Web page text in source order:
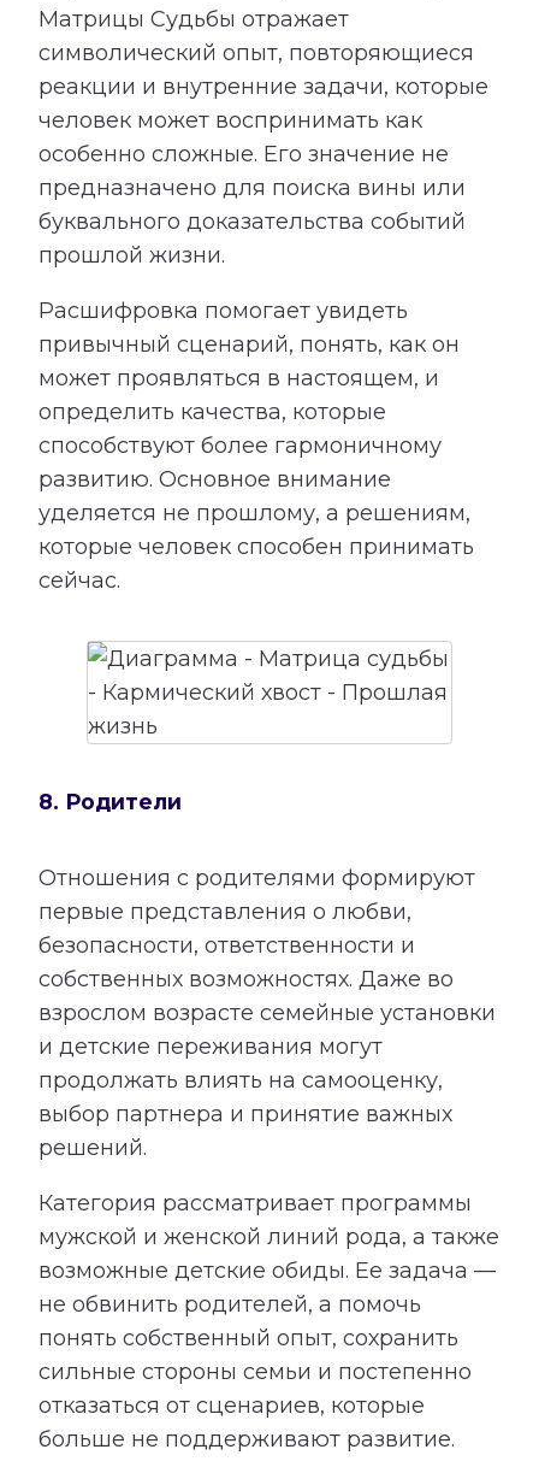
Матрицы Судьбы отражает
символический опыт, повторяющиеся
реакции и внутренние задачи, которые
человек может воспринимать как
особенно сложные. Его значение не
предназначено для поиска вины или
буквального доказательства событий
прошлой жизни.
Расшифровка помогает увидеть
привычный сценарий, понять, как он
может проявляться в настоящем, и
определить качества, которые
способствуют более гармоничному
развитию. Основное внимание
уделяется не прошлому, а решениям,
которые человек способен принимать
сейчас.
8. Родители
Отношения с родителями формируют
первые представления о любви,
безопасности, ответственности и
собственных возможностях. Даже во
взрослом возрасте семейные установки
и детские переживания могут
продолжать влиять на самооценку,
выбор партнера и принятие важных
решений.
Категория рассматривает программы
мужской и женской линий рода, а также
возможные детские обиды. Ее задача —
не обвинить родителей, а помочь
понять собственный опыт, сохранить
сильные стороны семьи и постепенно
отказаться от сценариев, которые
больше не поддерживают развитие.